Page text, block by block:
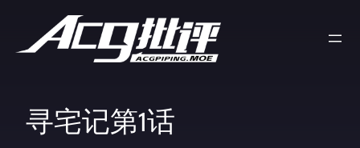
寻宅记第1话